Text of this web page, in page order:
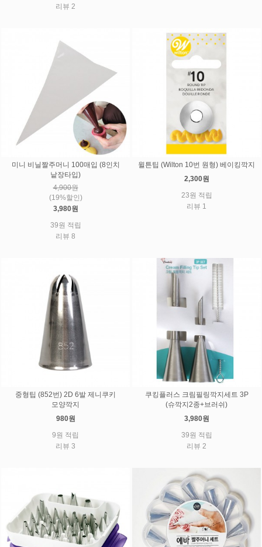
리뷰 2
미니 비닐짤주머니 100매입 (8인치
낱장타입)
4,900원
(19%할인)
3,980원
39원 적립
리뷰 8
윌튼팁 (Wilton 10번 원형) 베이킹깍지
2,300원
23원 적립
리뷰 1
중형팁 (852번) 2D 6발 제니쿠키
모양깍지
980원
9원 적립
리뷰 3
쿠킹플러스 크림필링깍지세트 3P
(슈깍지2종+브러쉬)
3,980원
39원 적립
리뷰 2